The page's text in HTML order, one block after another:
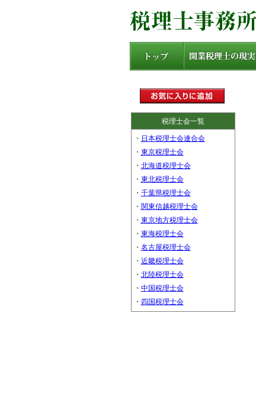
税理士会一覧
・ 日本税理士会連合会
・ 東京税理士会
・ 北海道税理士会
・ 東北税理士会
・ 千葉県税理士会
・ 関東信越税理士会
・ 東京地方税理士会
・ 東海税理士会
・ 名古屋税理士会
・ 近畿税理士会
・ 北陸税理士会
・ 中国税理士会
・ 四国税理士会